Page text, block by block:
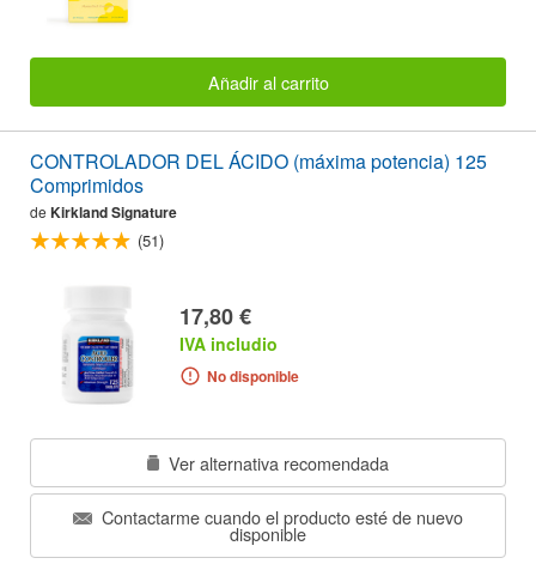
Añadir al carrito
CONTROLADOR DEL ÁCIDO (máxima potencia) 125
Comprimidos
de Kirkland Signature
(51)
17,80 €
IVA includio
No disponible
Ver alternativa recomendada
Contactarme cuando el producto esté de nuevo
disponible